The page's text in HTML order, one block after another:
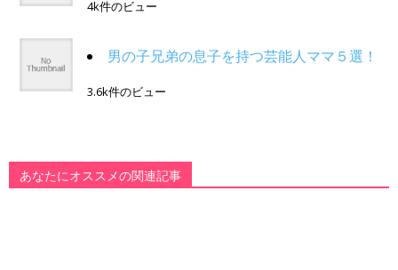
4k件のビュー
男の子兄弟の息子を持つ芸能人ママ５選！
3.6k件のビュー
あなたにオススメの関連記事